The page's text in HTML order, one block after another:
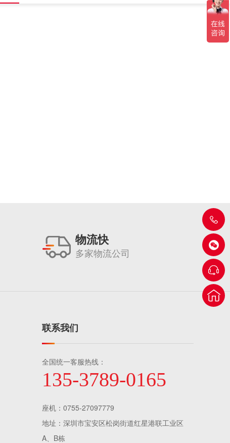
物流快
多家物流公司
联系我们
全国统一客服热线：
135-3789-0165
座机：0755-27097779
地址：深圳市宝安区松岗街道红星港联工业区
A、B栋